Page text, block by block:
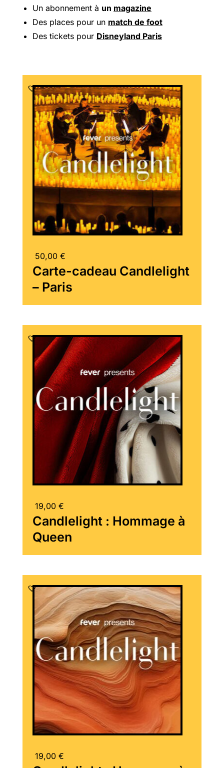
Un abonnement à un magazine
Des places pour un match de foot
Des tickets pour Disneyland Paris
50,00 €
Carte-cadeau Candlelight
– Paris
19,00 €
Candlelight : Hommage à
Queen
19,00 €